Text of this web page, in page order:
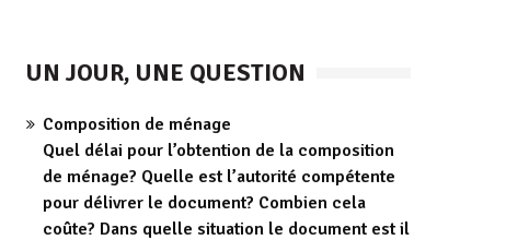
UN JOUR, UNE QUESTION
Composition de ménage
Quel délai pour l’obtention de la composition
de ménage? Quelle est l’autorité compétente
pour délivrer le document? Combien cela
coûte? Dans quelle situation le document est il